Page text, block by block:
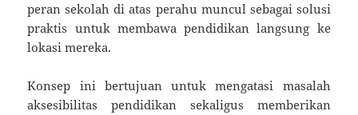
peran sekolah di atas perahu muncul sebagai solusi
praktis untuk membawa pendidikan langsung ke
lokasi mereka.
Konsep ini bertujuan untuk mengatasi masalah
aksesibilitas pendidikan sekaligus memberikan